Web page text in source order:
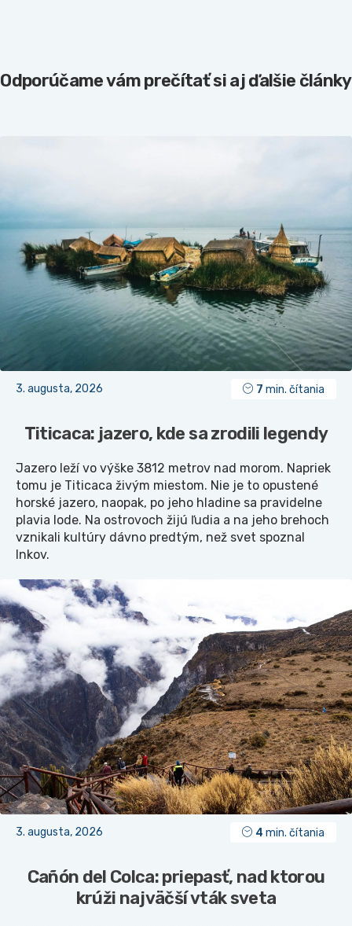
Odporúčame vám prečítať si aj ďalšie články
3. augusta, 2026 7 min. čítania
Titicaca: jazero, kde sa zrodili legendy
Jazero leží vo výške 3812 metrov nad morom. Napriek
tomu je Titicaca živým miestom. Nie je to opustené
horské jazero, naopak, po jeho hladine sa pravidelne
plavia lode. Na ostrovoch žijú ľudia a na jeho brehoch
vznikali kultúry dávno predtým, než svet spoznal
Inkov.
3. augusta, 2026 4 min. čítania
Cañón del Colca: priepasť, nad ktorou
krúži najväčší vták sveta